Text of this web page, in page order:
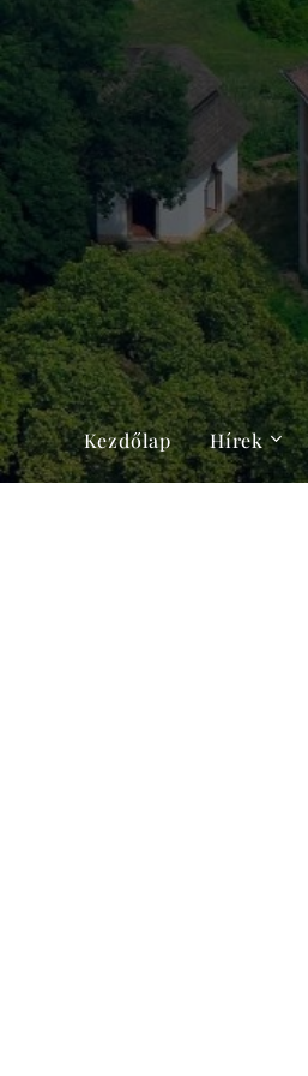
Kezdőlap Hírek